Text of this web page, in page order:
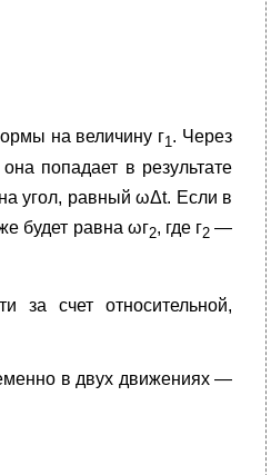
на величину г1. Через
попадает в результате
угол, равный ωΔt. Если в
будет равна ωг2, где г2—
за счет относительной,
в двух движениях —